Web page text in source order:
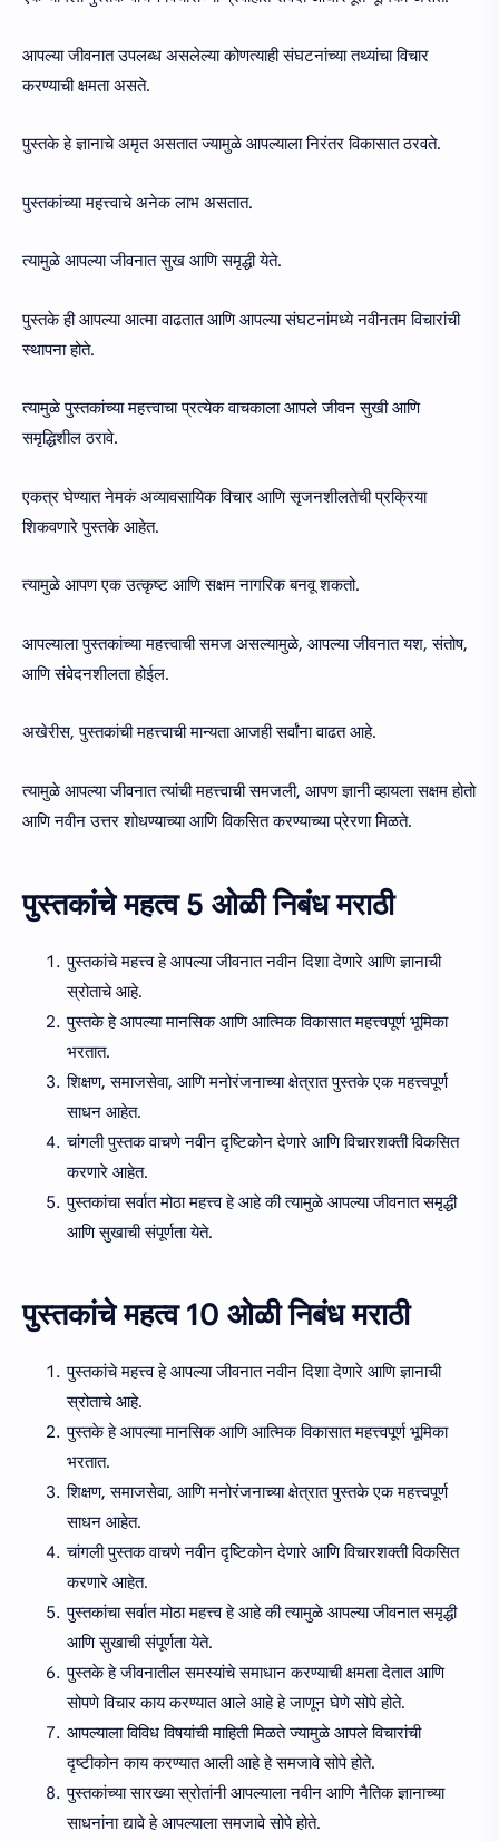
आपल्या जीवनात उपलब्ध असलेल्या कोणत्याही संघटनांच्या तथ्यांचा विचार
करण्याची क्षमता असते.
पुस्तके हे ज्ञानाचे अमृत असतात ज्यामुळे आपल्याला निरंतर विकासात ठरवते.
पुस्तकांच्या महत्त्वाचे अनेक लाभ असतात.
त्यामुळे आपल्या जीवनात सुख आणि समृद्धी येते.
पुस्तके ही आपल्या आत्मा वाढतात आणि आपल्या संघटनांमध्ये नवीनतम विचारांची
स्थापना होते.
त्यामुळे पुस्तकांच्या महत्त्वाचा प्रत्येक वाचकाला आपले जीवन सुखी आणि
समृद्धिशील ठरावे.
एकत्र घेण्यात नेमकं अव्यावसायिक विचार आणि सृजनशीलतेची प्रक्रिया
शिकवणारे पुस्तके आहेत.
त्यामुळे आपण एक उत्कृष्ट आणि सक्षम नागरिक बनवू शकतो.
आपल्याला पुस्तकांच्या महत्त्वाची समज असल्यामुळे, आपल्या जीवनात यश, संतोष,
आणि संवेदनशीलता होईल.
अखेरीस, पुस्तकांची महत्त्वाची मान्यता आजही सर्वांना वाढत आहे.
त्यामुळे आपल्या जीवनात त्यांची महत्त्वाची समजली, आपण ज्ञानी व्हायला सक्षम होतो
आणि नवीन उत्तर शोधण्याच्या आणि विकसित करण्याच्या प्रेरणा मिळते.
पुस्तकांचे महत्व 5 ओळी निबंध मराठी
पुस्तकांचे महत्त्व हे आपल्या जीवनात नवीन दिशा देणारे आणि ज्ञानाची
स्रोताचे आहे.
पुस्तके हे आपल्या मानसिक आणि आत्मिक विकासात महत्त्वपूर्ण भूमिका
भरतात.
शिक्षण, समाजसेवा, आणि मनोरंजनाच्या क्षेत्रात पुस्तके एक महत्त्वपूर्ण
साधन आहेत.
चांगली पुस्तक वाचणे नवीन दृष्टिकोन देणारे आणि विचारशक्ती विकसित
करणारे आहेत.
पुस्तकांचा सर्वात मोठा महत्त्व हे आहे की त्यामुळे आपल्या जीवनात समृद्धी
आणि सुखाची संपूर्णता येते.
पुस्तकांचे महत्व 10 ओळी निबंध मराठी
पुस्तकांचे महत्त्व हे आपल्या जीवनात नवीन दिशा देणारे आणि ज्ञानाची
स्रोताचे आहे.
पुस्तके हे आपल्या मानसिक आणि आत्मिक विकासात महत्त्वपूर्ण भूमिका
भरतात.
शिक्षण, समाजसेवा, आणि मनोरंजनाच्या क्षेत्रात पुस्तके एक महत्त्वपूर्ण
साधन आहेत.
चांगली पुस्तक वाचणे नवीन दृष्टिकोन देणारे आणि विचारशक्ती विकसित
करणारे आहेत.
पुस्तकांचा सर्वात मोठा महत्त्व हे आहे की त्यामुळे आपल्या जीवनात समृद्धी
आणि सुखाची संपूर्णता येते.
पुस्तके हे जीवनातील समस्यांचे समाधान करण्याची क्षमता देतात आणि
सोपणे विचार काय करण्यात आले आहे हे जाणून घेणे सोपे होते.
आपल्याला विविध विषयांची माहिती मिळते ज्यामुळे आपले विचारांची
दृष्टीकोन काय करण्यात आली आहे हे समजावे सोपे होते.
पुस्तकांच्या सारख्या स्रोतांनी आपल्याला नवीन आणि नैतिक ज्ञानाच्या
साधनांना द्यावे हे आपल्याला समजावे सोपे होते.